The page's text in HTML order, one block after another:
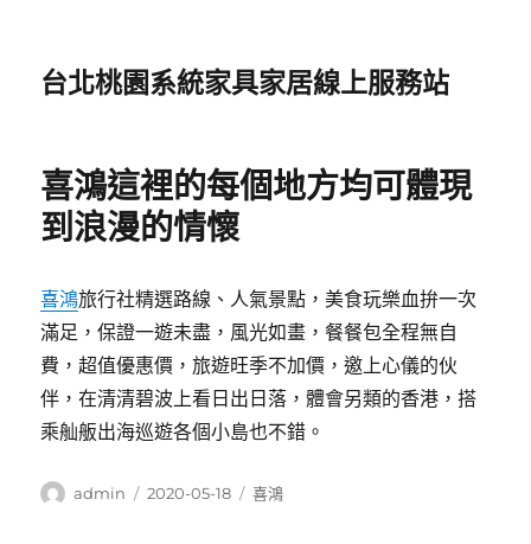
台北桃園系統家具家居線上服務站
喜鴻這裡的每個地方均可體現
到浪漫的情懷
喜鴻旅行社精選路線、人氣景點，美食玩樂血拚一次
滿足，保證一遊未盡，風光如畫，餐餐包全程無自
費，超值優惠價，旅遊旺季不加價，邀上心儀的伙
伴，在清清碧波上看日出日落，體會另類的香港，搭
乘舢舨出海巡遊各個小島也不錯。
作
admin
發
2020-05-18
分
喜鴻